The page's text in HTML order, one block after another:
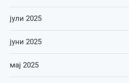
јули 2025
јуни 2025
мај 2025